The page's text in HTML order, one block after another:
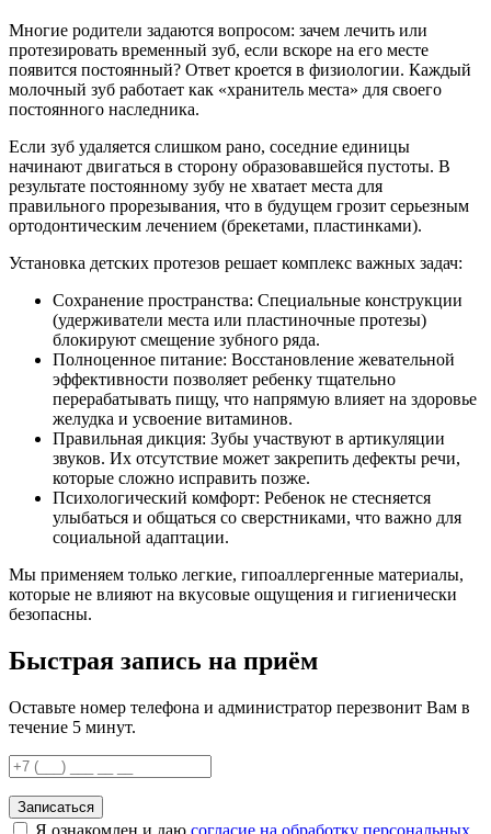
Многие родители задаются вопросом: зачем лечить или
протезировать временный зуб, если вскоре на его месте
появится постоянный? Ответ кроется в физиологии. Каждый
молочный зуб работает как «хранитель места» для своего
постоянного наследника.
Если зуб удаляется слишком рано, соседние единицы
начинают двигаться в сторону образовавшейся пустоты. В
результате постоянному зубу не хватает места для
правильного прорезывания, что в будущем грозит серьезным
ортодонтическим лечением (брекетами, пластинками).
Установка детских протезов решает комплекс важных задач:
Сохранение пространства: Специальные конструкции
(удерживатели места или пластиночные протезы)
блокируют смещение зубного ряда.
Полноценное питание: Восстановление жевательной
эффективности позволяет ребенку тщательно
перерабатывать пищу, что напрямую влияет на здоровье
желудка и усвоение витаминов.
Правильная дикция: Зубы участвуют в артикуляции
звуков. Их отсутствие может закрепить дефекты речи,
которые сложно исправить позже.
Психологический комфорт: Ребенок не стесняется
улыбаться и общаться со сверстниками, что важно для
социальной адаптации.
Мы применяем только легкие, гипоаллергенные материалы,
которые не влияют на вкусовые ощущения и гигиенически
безопасны.
Быстрая запись на приём
Оставьте номер телефона и администратор перезвонит Вам в
течение 5 минут.
Записаться
Я ознакомлен и даю согласие на обработку персональных